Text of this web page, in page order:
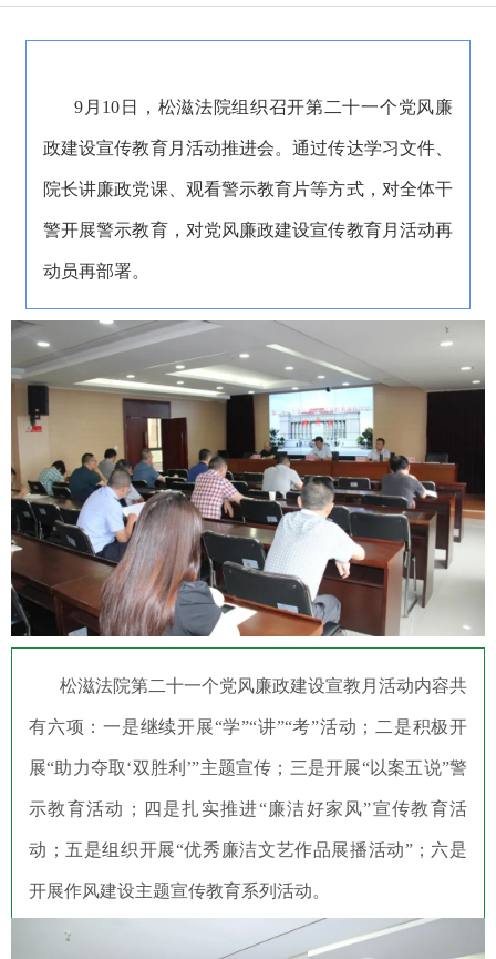
9月10日，松滋法院组织召开第二十一个党风廉
政建设宣传教育月活动推进会。通过传达学习文件、
院长讲廉政党课、观看警示教育片等方式，对全体干
警开展警示教育，对党风廉政建设宣传教育月活动再
动员再部署。
松滋法院第二十一个党风廉政建设宣教月活动内容共
有六项：一是继续开展“学”“讲”“考”活动；二是积极开
展“助力夺取‘双胜利’”主题宣传；三是开展“以案五说”警
示教育活动；四是扎实推进“廉洁好家风”宣传教育活
动；五是组织开展“优秀廉洁文艺作品展播活动”；六是
开展作风建设主题宣传教育系列活动。